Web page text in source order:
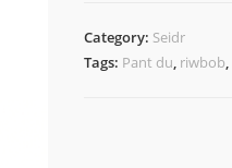
Category: Seidr
Tags: Pant du, riwbob,